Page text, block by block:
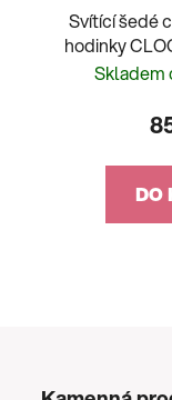
Svítící šedé
hodinky
Skladem
DO